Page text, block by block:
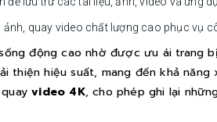
quay video chất lượng cao phục vụ
động cao nhờ được ưu ái trang
thiện hiệu suất, mang đến khả
quayvideo 4K, cho phép ghi lại